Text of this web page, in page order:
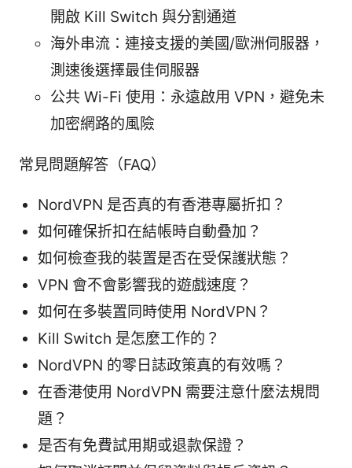
開啟 Kill Switch 與分割通道
海外串流：連接支援的美國/歐洲伺服器，
測速後選擇最佳伺服器
公共 Wi-Fi 使用：永遠啟用 VPN，避免未
加密網路的風險
常見問題解答（FAQ）
NordVPN 是否真的有香港專屬折扣？
如何確保折扣在結帳時自動叠加？
如何檢查我的裝置是否在受保護狀態？
VPN 會不會影響我的遊戲速度？
如何在多裝置同時使用 NordVPN？
Kill Switch 是怎麼工作的？
NordVPN 的零日誌政策真的有效嗎？
在香港使用 NordVPN 需要注意什麼法規問
題？
是否有免費試用期或退款保證？